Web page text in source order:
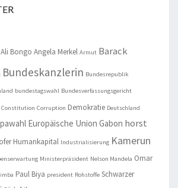
Ali Bongo Angela Merkel Armut Barack
Bundeskanzlerin Bundesrepublik
bundestagswahl Bundesverfassungsgericht
Constitution Corruption Demokratie Deutschland
Europäische Union Gabon horst
Humankapital Industrialisierung Kamerun
Ministerpräsident Nelson Mandela Omar
Paul Biya president Rohstoffe Schwarzer